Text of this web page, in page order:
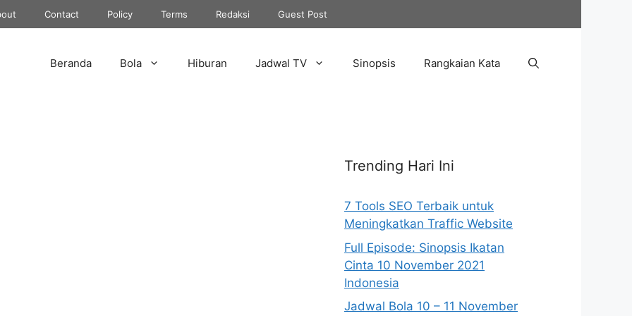
Contact Policy Terms Redaksi Guest Post
Beranda Bola Hiburan Jadwal TV Sinopsis Rangkaian Kata
Trending Hari Ini
7 Tools SEO Terbaik untuk
Meningkatkan Traffic Website
Full Episode: Sinopsis Ikatan
Cinta 10 November 2021
Indonesia
Jadwal Bola 10 – 11 November